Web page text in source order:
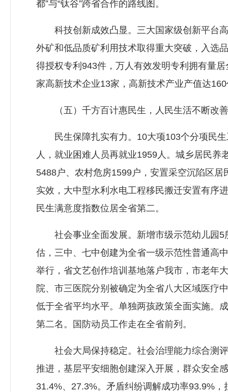
都”与“钛谷”跨省合作的路线图。
科技创新成效凸显。三大国家级创新平台高
外矿和低品质矿利用技术取得重大突破，入选
得授权专利943件，万人有效发明专利拥有量
家高新技术企业13家，高新技术产业产值达
（五）千方百计惠民生，人民生活不断改善
民生保障扎实有力。10大项103个分项民生
人，就业困难人员再就业1959人。城乡居民
5488户、农村危房1599户，安置采空沉陷区
实效，大中型水利水电工程移民搬迁安置有序
民生满意度指数位居全省第二。
社会事业全面发展。新增市级示范幼儿园5
估，三中、七中创建为全省一级示范性普通高
举行，省文艺创作培训基地落户我市，市老年
院、市三医院分别被确定为全省八大区域医疗
低于全省平均水平。单独两孩政策全面实施。
第二名。国防动员工作走在全省前列。
社会大局保持稳定。社会治理能力综合测评
推进，基层平安细胞创建深入开展，群众安全
31.4%、27.3%。矛盾纠纷调解成功率93.9%